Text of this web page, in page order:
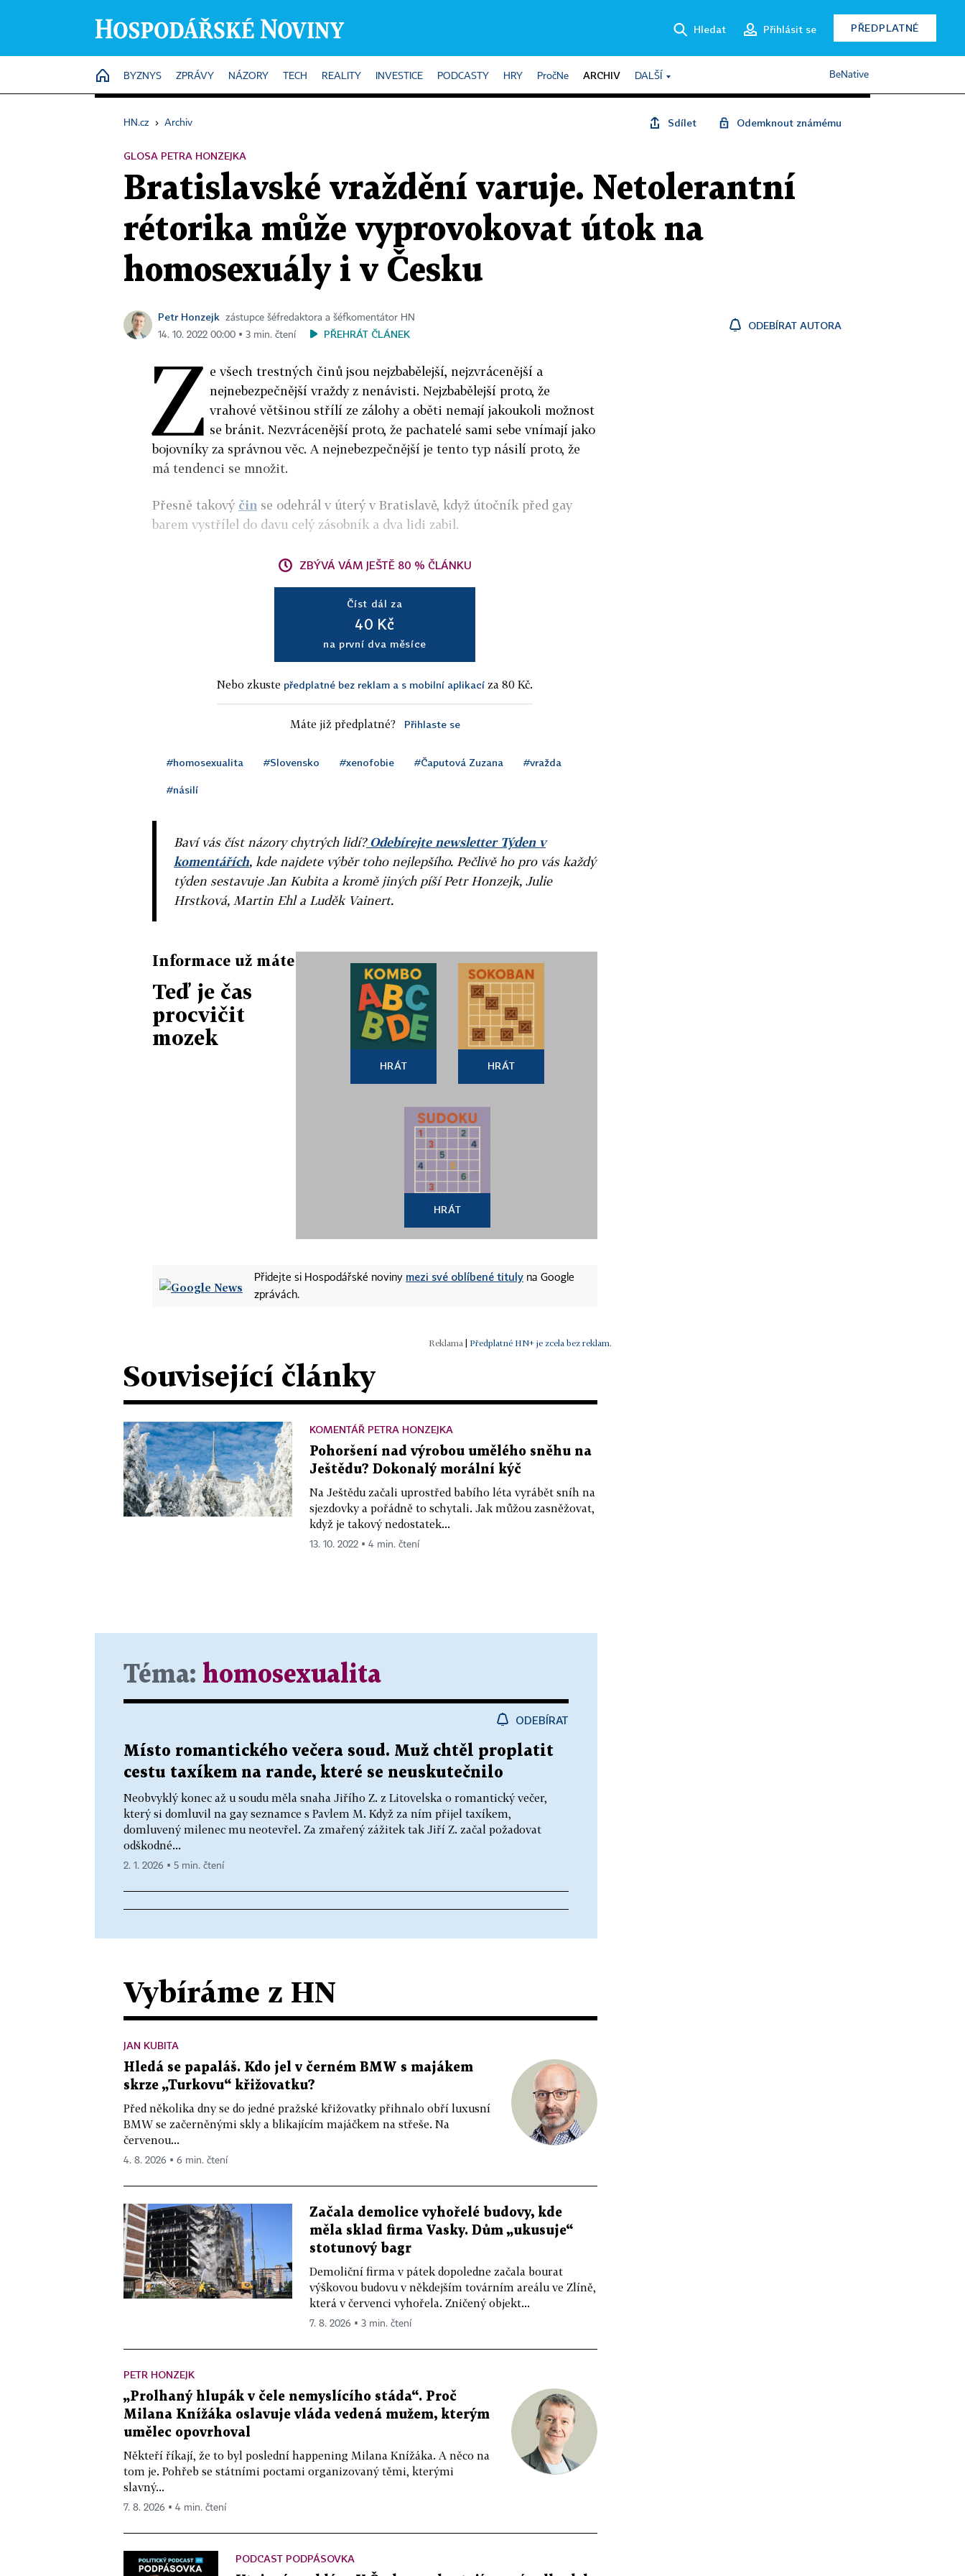
Hledat Přihlásit se PŘEDPLATNÉ
HOME
BYZNYS ZPRÁVY NÁZORY TECH REALITY INVESTICE PODCASTY HRY PročNe ARCHIV DALŠÍ BeNative
HN.cz › Archiv Sdílet Odemknout známému
GLOSA PETRA HONZEJKA
Bratislavské vraždění varuje. Netolerantní
rétorika může vyprovokovat útok na
homosexuály i v Česku
Petr Honzejk
zástupce šéfredaktora a šéfkomentátor HN
14. 10. 2022 00:00 ▪ 3 min. čtení
PŘEHRÁT ČLÁNEK
ODEBÍRAT AUTORA
Z e všech trestných činů jsou nejzbabělejší, nejzvrácenější a
nejnebezpečnější vraždy z nenávisti. Nejzbabělejší proto, že
vrahové většinou střílí ze zálohy a oběti nemají jakoukoli možnost
se bránit. Nezvrácenější proto, že pachatelé sami sebe vnímají jako
bojovníky za správnou věc. A nejnebezpečnější je tento typ násilí proto, že
má tendenci se množit.
Přesně takový čin se odehrál v úterý v Bratislavě, když útočník před gay
barem vystřílel do davu celý zásobník a dva lidi zabil.
ZBÝVÁ VÁM JEŠTĚ 80 % ČLÁNKU
Číst dál za
40 Kč
na první dva měsíce
Nebo zkuste předplatné bez reklam a s mobilní aplikací za 80 Kč.
Máte již předplatné? Přihlaste se
#homosexualita #Slovensko #xenofobie #Čaputová Zuzana #vražda
#násilí
Baví vás číst názory chytrých lidí?Odebírejte newsletter Týden v
komentářích, kde najdete výběr toho nejlepšího. Pečlivě ho pro vás každý
týden sestavuje Jan Kubita a kromě jiných píší Petr Honzejk, Julie
Hrstková, Martin Ehl a Luděk Vainert.
Informace už máte
Teď je čas
procvičit
mozek
HRÁT HRÁT
HRÁT
Přidejte si Hospodářské noviny mezi své oblíbené tituly na Google
zprávách.
Předplatné HN+ je zcela bez reklam.
Související články
KOMENTÁŘ PETRA HONZEJKA
Pohoršení nad výrobou umělého sněhu na
Ještědu? Dokonalý morální kýč
Na Ještědu začali uprostřed babího léta vyrábět sníh na
sjezdovky a pořádně to schytali. Jak můžou zasněžovat,
když je takový nedostatek...
13. 10. 2022 ▪ 4 min. čtení
Téma: homosexualita
ODEBÍRAT
Místo romantického večera soud. Muž chtěl proplatit
cestu taxíkem na rande, které se neuskutečnilo
Neobvyklý konec až u soudu měla snaha Jiřího Z. z Litovelska o romantický večer,
který si domluvil na gay seznamce s Pavlem M. Když za ním přijel taxíkem,
domluvený milenec mu neotevřel. Za zmařený zážitek tak Jiří Z. začal požadovat
odškodné...
2. 1. 2026 ▪ 5 min. čtení
Vybíráme z HN
JAN KUBITA
Hledá se papaláš. Kdo jel v černém BMW s majákem
skrze „Turkovu“ křižovatku?
Před několika dny se do jedné pražské křižovatky přihnalo obří luxusní
BMW se začerněnými skly a blikajícím majáčkem na střeše. Na
červenou...
4. 8. 2026 ▪ 6 min. čtení
Začala demolice vyhořelé budovy, kde
měla sklad firma Vasky. Dům „ukusuje“
stotunový bagr
Demoliční firma v pátek dopoledne začala bourat
výškovou budovu v někdejším továrním areálu ve Zlíně,
která v červenci vyhořela. Zničený objekt...
7. 8. 2026 ▪ 3 min. čtení
PETR HONZEJK
„Prolhaný hlupák v čele nemyslícího stáda“. Proč
Milana Knížáka oslavuje vláda vedená mužem, kterým
umělec opovrhoval
Někteří říkají, že to byl poslední happening Milana Knížáka. A něco na
tom je. Pohřeb se státními poctami organizovaný těmi, kterými
slavný...
7. 8. 2026 ▪ 4 min. čtení
PODCAST PODPÁSOVKA